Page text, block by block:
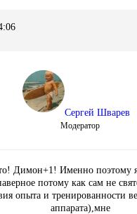
Сергей Шварев
Модератор
Димон+1! Именно поэтому я
потому как сам не
опыта и тренированности
аппарата),мне